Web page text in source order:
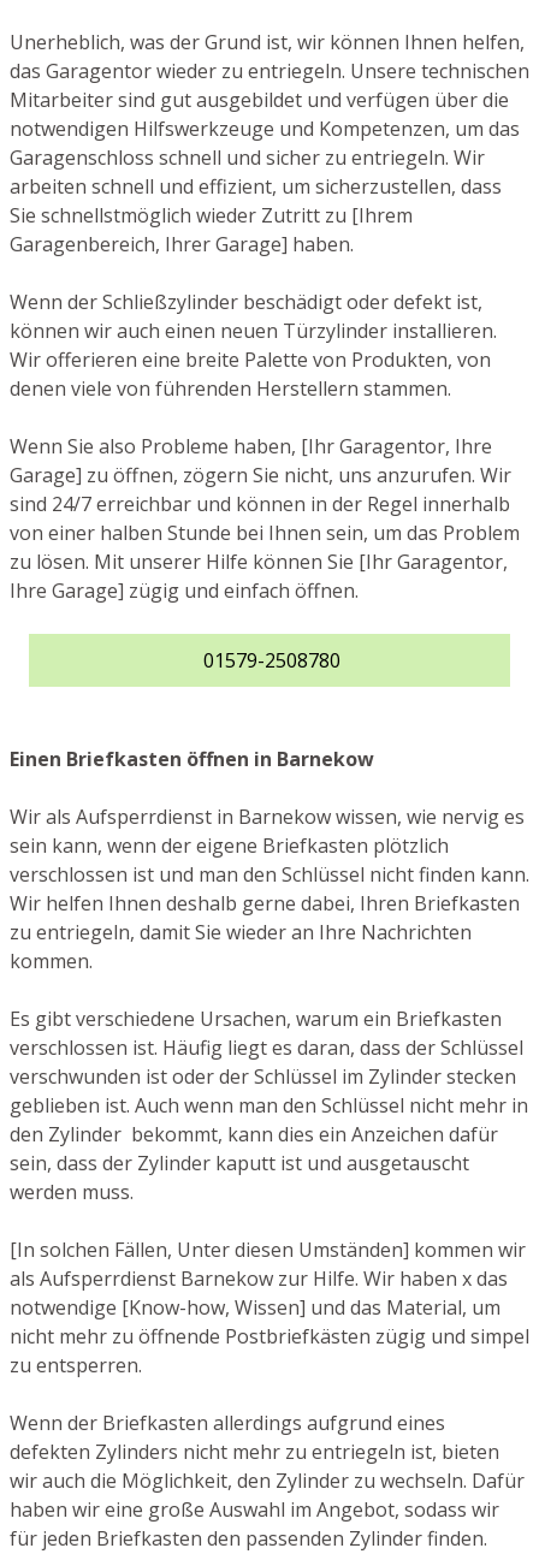
Unerheblich, was der Grund ist, wir können Ihnen helfen,
das Garagentor wieder zu entriegeln. Unsere technischen
Mitarbeiter sind gut ausgebildet und verfügen über die
notwendigen Hilfswerkzeuge und Kompetenzen, um das
Garagenschloss schnell und sicher zu entriegeln. Wir
arbeiten schnell und effizient, um sicherzustellen, dass
Sie schnellstmöglich wieder Zutritt zu [Ihrem
Garagenbereich, Ihrer Garage] haben.
Wenn der Schließzylinder beschädigt oder defekt ist,
können wir auch einen neuen Türzylinder installieren.
Wir offerieren eine breite Palette von Produkten, von
denen viele von führenden Herstellern stammen.
Wenn Sie also Probleme haben, [Ihr Garagentor, Ihre
Garage] zu öffnen, zögern Sie nicht, uns anzurufen. Wir
sind 24/7 erreichbar und können in der Regel innerhalb
von einer halben Stunde bei Ihnen sein, um das Problem
zu lösen. Mit unserer Hilfe können Sie [Ihr Garagentor,
Ihre Garage] zügig und einfach öffnen.
01579-2508780
Einen Briefkasten öffnen in Barnekow
Wir als Aufsperrdienst in Barnekow wissen, wie nervig es
sein kann, wenn der eigene Briefkasten plötzlich
verschlossen ist und man den Schlüssel nicht finden kann.
Wir helfen Ihnen deshalb gerne dabei, Ihren Briefkasten
zu entriegeln, damit Sie wieder an Ihre Nachrichten
kommen.
Es gibt verschiedene Ursachen, warum ein Briefkasten
verschlossen ist. Häufig liegt es daran, dass der Schlüssel
verschwunden ist oder der Schlüssel im Zylinder stecken
geblieben ist. Auch wenn man den Schlüssel nicht mehr in
den Zylinder bekommt, kann dies ein Anzeichen dafür
sein, dass der Zylinder kaputt ist und ausgetauscht
werden muss.
[In solchen Fällen, Unter diesen Umständen] kommen wir
als Aufsperrdienst Barnekow zur Hilfe. Wir haben x das
notwendige [Know-how, Wissen] und das Material, um
nicht mehr zu öffnende Postbriefkästen zügig und simpel
zu entsperren.
Wenn der Briefkasten allerdings aufgrund eines
defekten Zylinders nicht mehr zu entriegeln ist, bieten
wir auch die Möglichkeit, den Zylinder zu wechseln. Dafür
haben wir eine große Auswahl im Angebot, sodass wir
für jeden Briefkasten den passenden Zylinder finden.